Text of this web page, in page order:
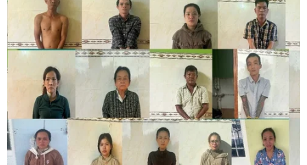
Việt Nam vì tấm HCĐ
30/08/2018 05:53
Chia sẻ với báo giới, huấn luyện viên của Olympic UAE
Maciej Skorza khẳng định tham vọng đoạt huy chương
và lên kế hoạch đánh bại Olympic Việt Nam.